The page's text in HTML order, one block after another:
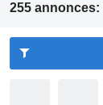
255 annonces: